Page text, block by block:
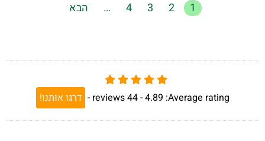
1
2
3
4
… הבא
Average rating:
4.89 -
44
reviews
- דרגו אותנו!